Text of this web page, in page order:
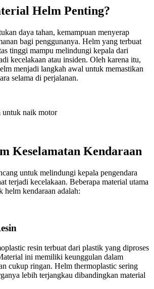
Helm Penting?
daya tahan, kemampuan menyerap
bagi penggunanya. Helm yang terbuat
tinggi mampu melindungi kepala dari
kecelakaan atau insiden. Oleh karena itu,
menjadi langkah awal untuk memastikan
selama di perjalanan.
Keselamatan Kendaraan
untuk melindungi kepala pengendara
terjadi kecelakaan. Beberapa material utama
helm kendaraan adalah:
resin terbuat dari plastik yang diproses
ini memiliki keunggulan dalam
cukup ringan. Helm thermoplastic sering
lebih terjangkau dibandingkan material